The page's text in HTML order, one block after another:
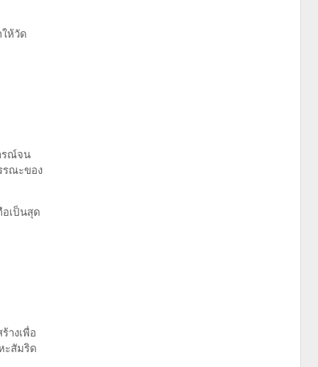
ห้วัด
รณ์จน
รณะของ
เป็นสุด
างเพื่อ
ะสัมริด